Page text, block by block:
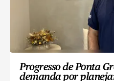
Progresso de Ponta
demanda por